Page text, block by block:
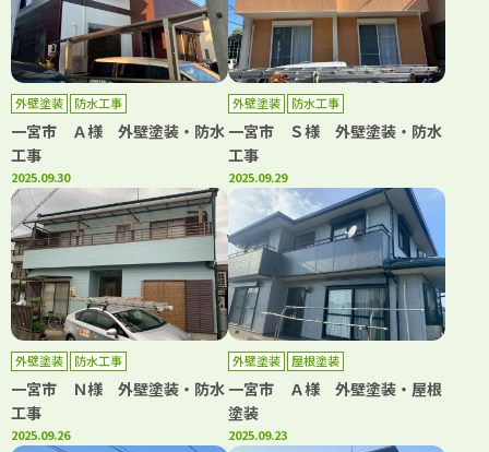
外壁塗装 防水工事
一宮市 Ａ様 外壁塗装・防水
工事
2025.09.30
外壁塗装 防水工事
一宮市 Ｓ様 外壁塗装・防水
工事
2025.09.29
外壁塗装 防水工事
一宮市 Ｎ様 外壁塗装・防水
工事
2025.09.26
外壁塗装 屋根塗装
一宮市 Ａ様 外壁塗装・屋根
塗装
2025.09.23